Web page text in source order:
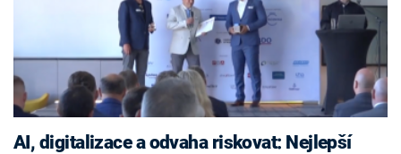
AI, digitalizace a odvaha riskovat: Nejlepší